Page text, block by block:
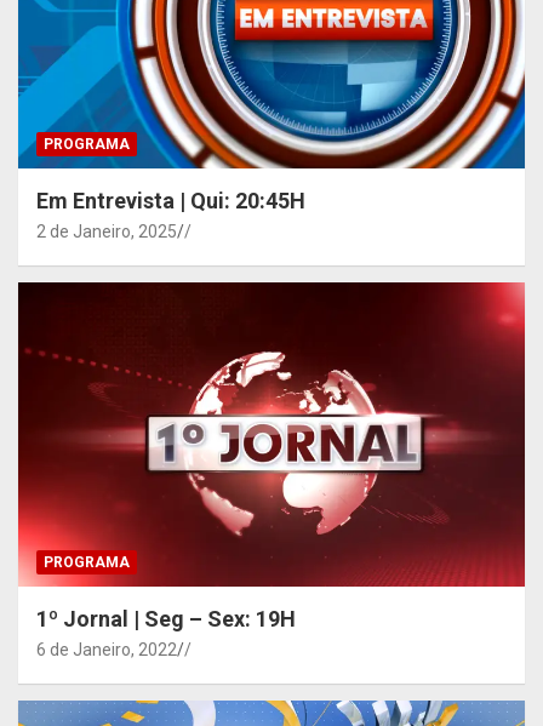
PROGRAMA
Em Entrevista | Qui: 20:45H
2 de Janeiro, 2025 /
PROGRAMA
1º Jornal | Seg – Sex: 19H
6 de Janeiro, 2022 /